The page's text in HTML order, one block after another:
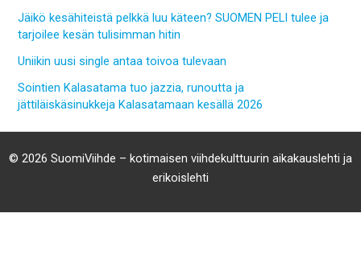
Jäikö kesähiteistä pelkkä luu käteen? SUOMEN PELI tulee ja
tarjoilee kesän tulisimman hitin
Uniikin uusi single antaa toivoa tulevaan
Sointien Kalasatama tuo jazzia, runoutta ja
jättiläiskäsinukkeja Kalasatamaan kesällä 2026
© 2026 SuomiViihde – kotimaisen viihdekulttuurin aikakauslehti ja
erikoislehti